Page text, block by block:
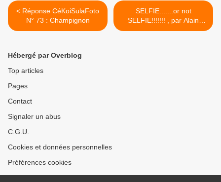
< Réponse CéKoiSulaFoto
N° 73 : Champignon
SELFIE.......or not
SELFIE!!!!!!! , par Alain
Escaudemaison >
Hébergé par Overblog
Top articles
Pages
Contact
Signaler un abus
C.G.U.
Cookies et données personnelles
Préférences cookies